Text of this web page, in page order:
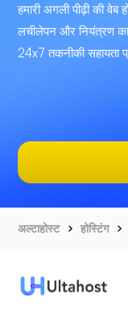
हमारी अगली पीढ़ी की
लचीलेपन और नियंत्रण
24x7 तकनीकी सहायता
अल्टाहोस्ट होस्टिंग